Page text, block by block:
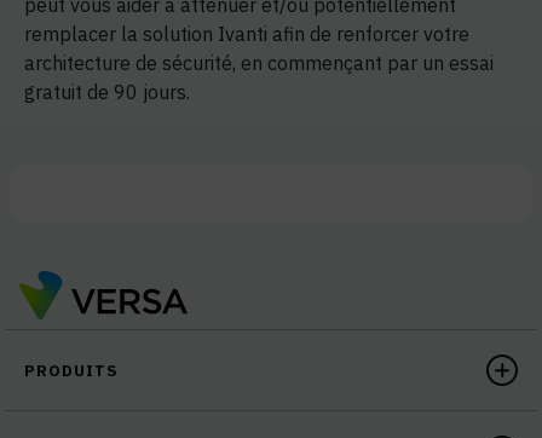
peut vous aider à atténuer et/ou potentiellement
remplacer la solution Ivanti afin de renforcer votre
architecture de sécurité, en commençant par un essai
gratuit de 90 jours.
PRODUITS